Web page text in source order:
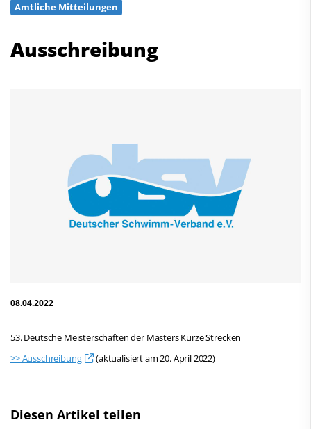
Amtliche Mitteilungen
Ausschreibung
08.04.2022
53. Deutsche Meisterschaften der Masters Kurze Strecken
>> Ausschreibung
(aktualisiert am 20. April 2022)
Diesen Artikel teilen
Schwimmen
Wasserspringen
Deutscher Schwimm-Verband e.V.
Korbacher Straße 93
D-34132 Kassel
Fax: +49 561 94083-15